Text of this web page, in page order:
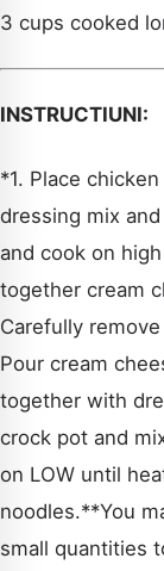
3 cups cooked
INSTRUCTIUNI:
*1. Place
dressing mix
and cook on
together cream
Carefully
Pour cream
together with
crock pot and
on LOW until
noodles.**You
small quantities